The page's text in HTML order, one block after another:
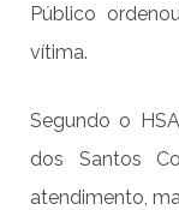
Público
vítima.
Segundo o
dos Santos
atendimento,